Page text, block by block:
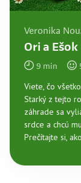
Veronika
Ori a Ešok
9 min
Viete, čo
Starký z tejto
záhrade sa
srdce a chcú
Prečítajte si,